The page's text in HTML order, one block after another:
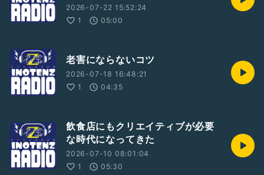
2026-07-22 15:52:24
1
05:00
老害にならないコツ
2026-07-18 16:48:21
1
04:35
飲食店にもクリエイティブが必要
な時代になってきた
2026-07-10 08:01:04
1
05:30